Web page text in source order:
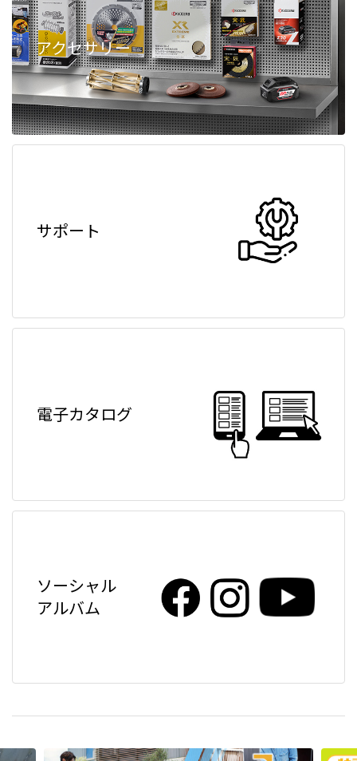
アクセサリー
サポート
電子カタログ
ソーシャル
アルバム